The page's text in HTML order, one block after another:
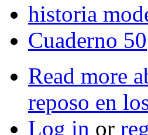
historia
Cuaderno 50
Read more
reposo en
Log in or